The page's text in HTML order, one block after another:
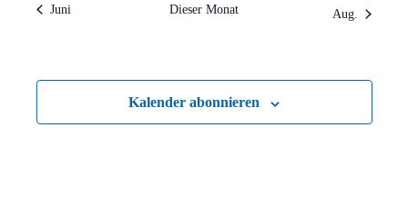
Juni Dieser Monat Aug.
Kalender abonnieren